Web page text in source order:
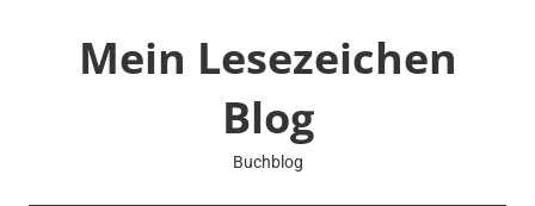
Mein Lesezeichen
Blog
Buchblog